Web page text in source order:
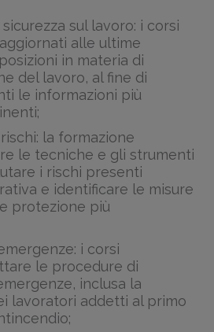
sul lavoro: i corsi
alle ultime
in materia di
del lavoro, al fine di
le informazioni più
la formazione
le tecniche e gli strumenti
i rischi presenti
e identificare le misure
protezione più
i corsi
le procedure di
inclusa la
lavoratori addetti al primo